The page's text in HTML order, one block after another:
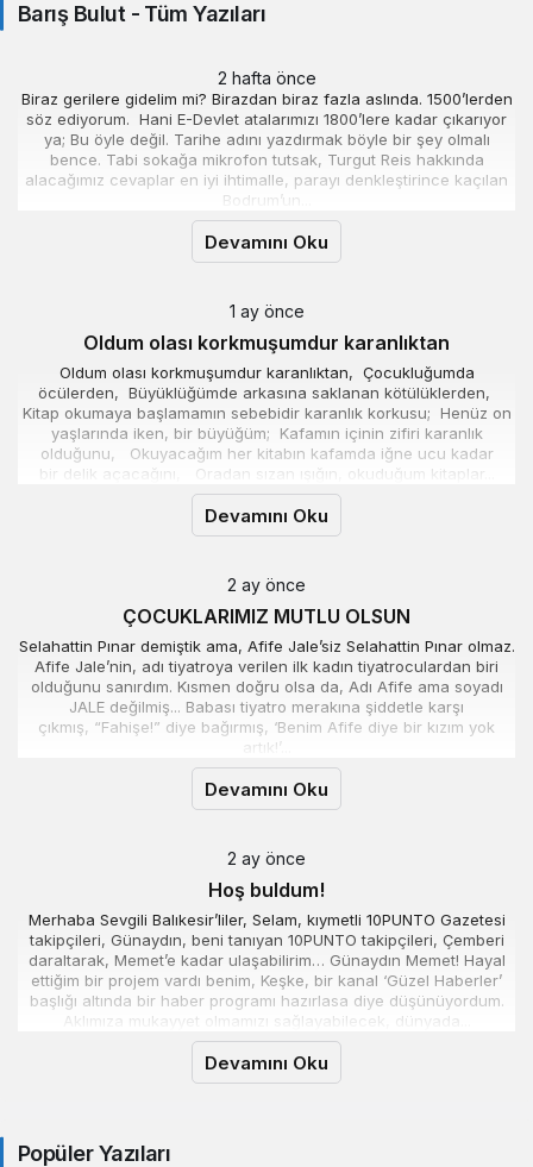
Barış Bulut - Tüm Yazıları
2 hafta önce
Biraz gerilere gidelim mi? Birazdan biraz fazla aslında. 1500’lerden
söz ediyorum. Hani E-Devlet atalarımızı 1800’lere kadar çıkarıyor
ya; Bu öyle değil. Tarihe adını yazdırmak böyle bir şey olmalı
bence. Tabi sokağa mikrofon tutsak, Turgut Reis hakkında
alacağımız cevaplar en iyi ihtimalle, parayı denkleştirince kaçılan
Bodrum’un...
Devamını Oku
1 ay önce
Oldum olası korkmuşumdur karanlıktan
Oldum olası korkmuşumdur karanlıktan, Çocukluğumda
öcülerden, Büyüklüğümde arkasına saklanan kötülüklerden,
Kitap okumaya başlamamın sebebidir karanlık korkusu; Henüz on
yaşlarında iken, bir büyüğüm; Kafamın içinin zifiri karanlık
olduğunu, Okuyacağım her kitabın kafamda iğne ucu kadar
bir delik açacağını, Oradan sızan ışığın, okuduğum kitaplar...
Devamını Oku
2 ay önce
ÇOCUKLARIMIZ MUTLU OLSUN
Selahattin Pınar demiştik ama, Afife Jale’siz Selahattin Pınar olmaz.
Afife Jale’nin, adı tiyatroya verilen ilk kadın tiyatroculardan biri
olduğunu sanırdım. Kısmen doğru olsa da, Adı Afife ama soyadı
JALE değilmiş... Babası tiyatro merakına şiddetle karşı
çıkmış, “Fahişe!” diye bağırmış, ‘Benim Afife diye bir kızım yok
artık!’...
Devamını Oku
2 ay önce
Hoş buldum!
Merhaba Sevgili Balıkesir’liler, Selam, kıymetli 10PUNTO Gazetesi
takipçileri, Günaydın, beni tanıyan 10PUNTO takipçileri, Çemberi
daraltarak, Memet’e kadar ulaşabilirim… Günaydın Memet! Hayal
ettiğim bir projem vardı benim, Keşke, bir kanal ‘Güzel Haberler’
başlığı altında bir haber programı hazırlasa diye düşünüyordum.
Aklımıza mukayyet olmamızı sağlayabilecek, dünyada...
Devamını Oku
Popüler Yazıları